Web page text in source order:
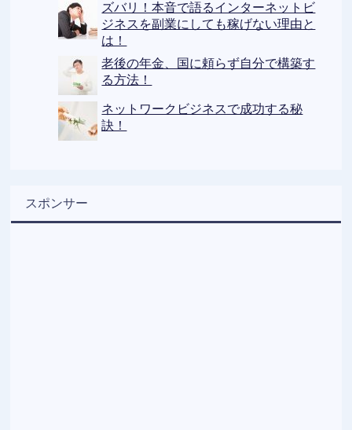
ズバリ！本音で語るインターネットビ
ジネスを副業にしても稼げない理由と
は！
老後の年金、国に頼らず自分で構築す
る方法！
ネットワークビジネスで成功する秘
訣！
スポンサー